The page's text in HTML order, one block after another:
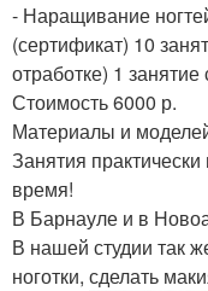
- Наращивание
(сертификат) 10
отработке) 1
Стоимость 6000 р.
Материалы и
Занятия
время!
В Барнауле и в
В нашей студии так
ноготки, сделать